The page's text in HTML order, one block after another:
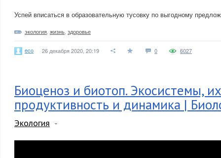
Успей вписаться в образовательную тусовку по выгодному
экология жизнь здоровье
eco 26 декабря 2020, 20:19 0 6027
Биоценоз и биотоп. Экосистемы, их
продуктивность и динамика |
Экология